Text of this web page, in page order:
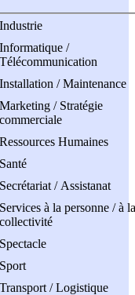
Industrie
Informatique /
Télécommunication
Installation / Maintenance
Marketing / Stratégie
commerciale
Ressources Humaines
Santé
Secrétariat / Assistanat
Services à la personne / à la
collectivité
Spectacle
Sport
Transport / Logistique